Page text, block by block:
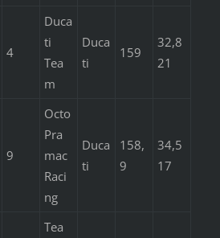
4
Duca
ti
Tea
m
Duca
ti
159
32,8
21
9
Octo
Pra
mac
Raci
ng
Duca
ti
158,
9
34,5
17
Tea